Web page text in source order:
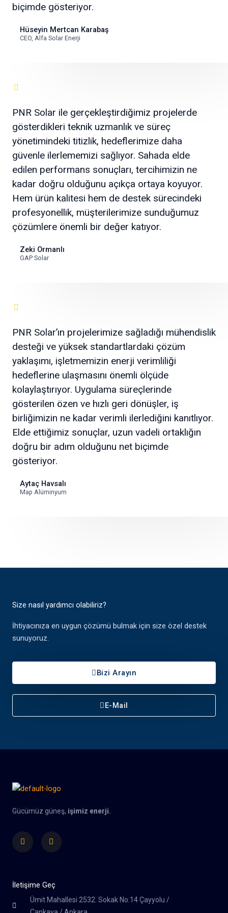
biçimde gösteriyor.
Hüseyin Mertcan Karabaş
CEO, Alfa Solar Enerji
PNR Solar ile gerçekleştirdiğimiz projelerde
gösterdikleri teknik uzmanlık ve süreç
yönetimindeki titizlik, hedeflerimize daha
güvenle ilerlememizi sağlıyor. Sahada elde
edilen performans sonuçları, tercihimizin ne
kadar doğru olduğunu açıkça ortaya koyuyor.
Hem ürün kalitesi hem de destek sürecindeki
profesyonellik, müşterilerimize sunduğumuz
çözümlere önemli bir değer katıyor.
Zeki Ormanlı
GAP Solar
PNR Solar’ın projelerimize sağladığı mühendislik
desteği ve yüksek standartlardaki çözüm
yaklaşımı, işletmemizin enerji verimliliği
hedeflerine ulaşmasını önemli ölçüde
kolaylaştırıyor. Uygulama süreçlerinde
gösterilen özen ve hızlı geri dönüşler, iş
birliğimizin ne kadar verimli ilerlediğini kanıtlıyor.
Elde ettiğimiz sonuçlar, uzun vadeli ortaklığın
doğru bir adım olduğunu net biçimde
gösteriyor.
Aytaç Havsalı
Map Alüminyum
Size nasıl yardımcı olabiliriz?
İhtiyacınıza en uygun çözümü bulmak için size özel destek
sunuyoruz.
Bizi Arayın
E-Mail
Gücümüz güneş, işimiz enerji.
İletişime Geç
Ümit Mahallesi 2532. Sokak No:14 Çayyolu /